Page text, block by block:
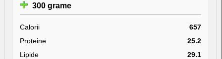
300 grame
Calorii
657
Proteine
25.2
Lipide
29.1